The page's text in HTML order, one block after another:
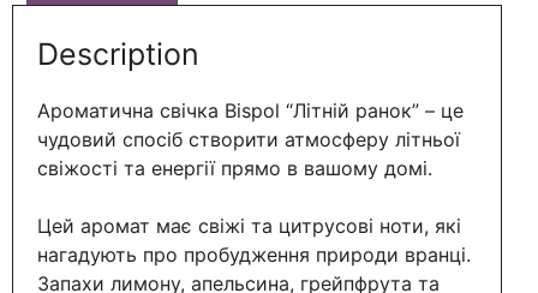
Description
Ароматична свічка Bispol “Літній ранок” – це
чудовий спосіб створити атмосферу літньої
свіжості та енергії прямо в вашому домі.
Цей аромат має свіжі та цитрусові ноти, які
нагадують про пробудження природи вранці.
Запахи лимону, апельсина, грейпфрута та